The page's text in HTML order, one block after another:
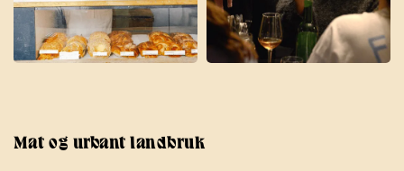
Mat og urbant landbruk